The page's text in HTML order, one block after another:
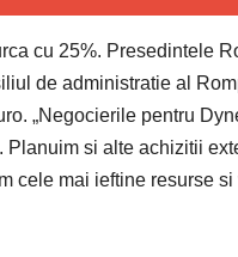
cu 25%. Presedintele
de administratie al
„Negocierile pentru
Planuim si alte achizitii
cele mai ieftine resurse